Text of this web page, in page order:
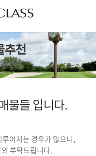
추천
물들 입니다.
어지는 경우가 많으니,
부탁드립니다.